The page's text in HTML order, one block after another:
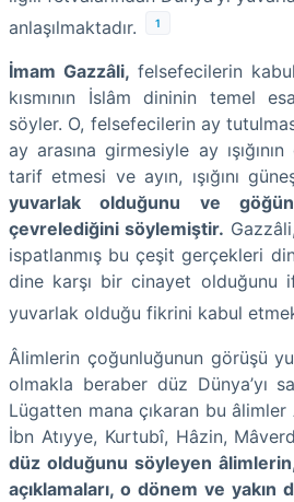
anlaşılmaktadır.
1
İmam Gazzâli, felsefecilerin
kısmının İslâm dininin temel
söyler. O, felsefecilerin ay
ay arasına girmesiyle ay
tarif etmesi ve ayın, ışığını
yuvarlak olduğunu ve
çevrelediğini söylemiştir.
ispatlanmış bu çeşit gerçekleri
dine karşı bir cinayet olduğunu
yuvarlak olduğu fikrini kabul
Âlimlerin çoğunluğunun görüşü
olmakla beraber düz Dünya’yı
Lügatten mana çıkaran bu
İbn Atıyye, Kurtubî, Hâzin,
düz olduğunu söyleyen
açıklamaları, o dönem ve yakın